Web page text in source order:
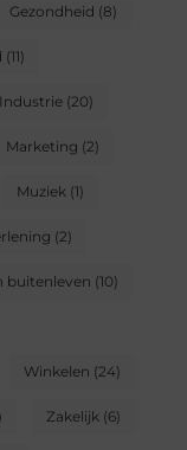
Gezondheid (8)
(11)
Industrie(20)
Marketing (2)
Muziek (1)
(2)
buitenleven (10)
Winkelen (24)
Zakelijk (6)